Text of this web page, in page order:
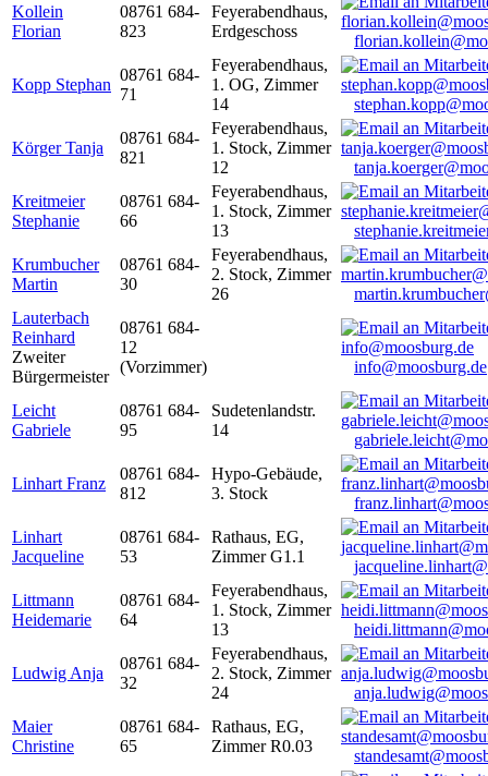
Kollein
Florian
08761 684-
823
Feyerabendhaus,
Erdgeschoss
Kopp Stephan
08761 684-
71
Feyerabendhaus,
1. OG, Zimmer
14
Körger Tanja
08761 684-
821
Feyerabendhaus,
1. Stock, Zimmer
12
Kreitmeier
Stephanie
08761 684-
66
Feyerabendhaus,
1. Stock, Zimmer
13
Krumbucher
Martin
08761 684-
30
Feyerabendhaus,
2. Stock, Zimmer
26
Lauterbach
Reinhard
Zweiter
Bürgermeister
08761 684-
12
(Vorzimmer)
info@moosburg.de
Leicht
Gabriele
08761 684-
95
Sudetenlandstr.
14
Linhart Franz
08761 684-
812
Hypo-Gebäude,
3. Stock
Linhart
Jacqueline
08761 684-
53
Rathaus, EG,
Zimmer G1.1
Littmann
Heidemarie
08761 684-
64
Feyerabendhaus,
1. Stock, Zimmer
13
Ludwig Anja
08761 684-
32
Feyerabendhaus,
2. Stock, Zimmer
24
Maier
Christine
08761 684-
65
Rathaus, EG,
Zimmer R0.03